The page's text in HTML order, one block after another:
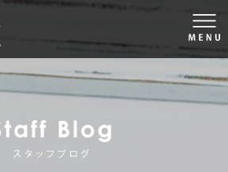
株式会社モダン工房